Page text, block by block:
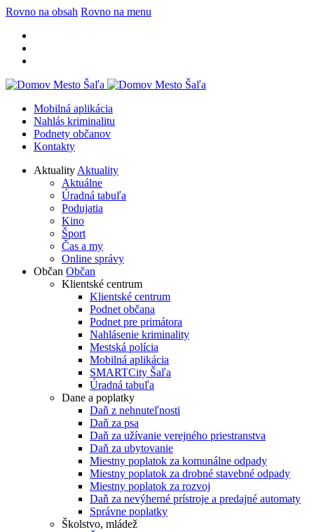
Rovno na obsah Rovno na menu
Mobilná aplikácia
Nahlás kriminalitu
Podnety občanov
Kontakty
Aktuality Aktuality
Aktuálne
Úradná tabuľa
Podujatia
Kino
Šport
Čas a my
Online správy
Občan Občan
Klientské centrum
Klientské centrum
Podnet občana
Podnet pre primátora
Nahlásenie kriminality
Mestská polícia
Mobilná aplikácia
SMARTCity Šaľa
Úradná tabuľa
Dane a poplatky
Daň z nehnuteľnosti
Daň za psa
Daň za užívanie verejného priestranstva
Daň za ubytovanie
Miestny poplatok za komunálne odpady
Miestny poplatok za drobné stavebné odpady
Miestny poplatok za rozvoj
Daň za nevýherné prístroje a predajné automaty
Správne poplatky
Školstvo, mládež